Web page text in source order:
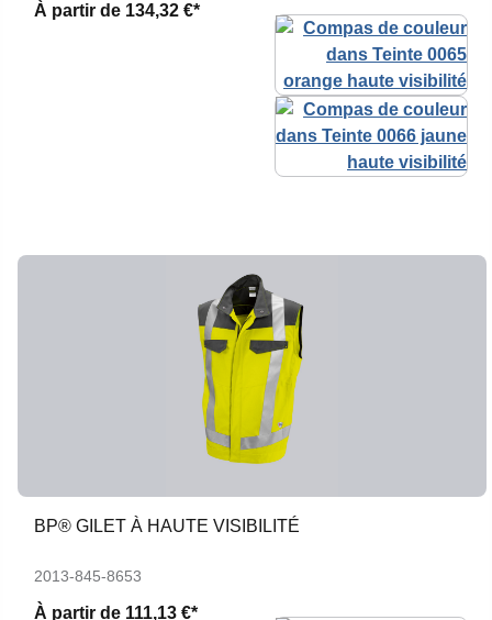
À partir de 134,32 €*
BP® GILET À HAUTE VISIBILITÉ
2013-845-8653
À partir de 111,13 €*